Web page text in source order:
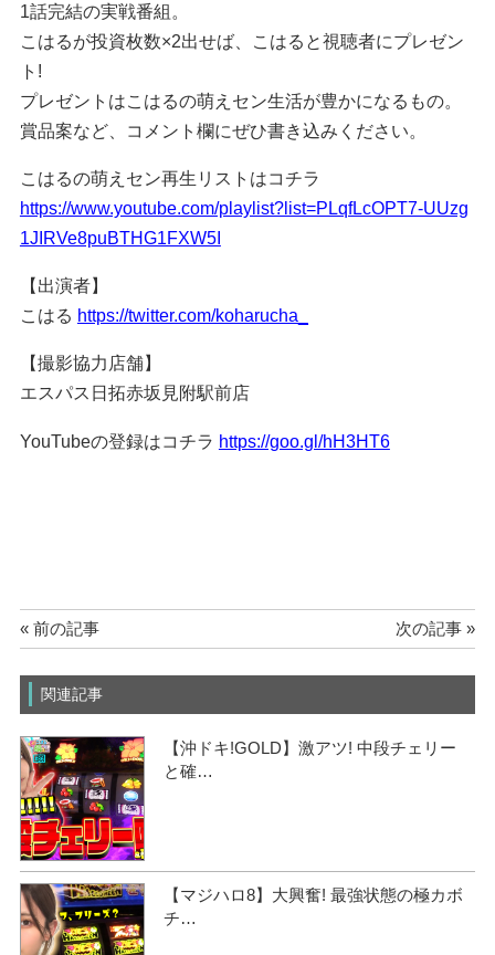
1話完結の実戦番組。
こはるが投資枚数×2出せば、こはると視聴者にプレゼン
ト!
プレゼントはこはるの萌えセン生活が豊かになるもの。
賞品案など、コメント欄にぜひ書き込みください。
こはるの萌えセン再生リストはコチラ
https://www.youtube.com/playlist?list=PLqfLcOPT7-UUzg
1JIRVe8puBTHG1FXW5I
【出演者】
こはる https://twitter.com/koharucha_
【撮影協力店舗】
エスパス日拓赤坂見附駅前店
YouTubeの登録はコチラ https://goo.gl/hH3HT6
« 前の記事 次の記事 »
関連記事
【沖ドキ!GOLD】激アツ! 中段チェリー
と確…
【マジハロ8】大興奮! 最強状態の極カボ
チ…